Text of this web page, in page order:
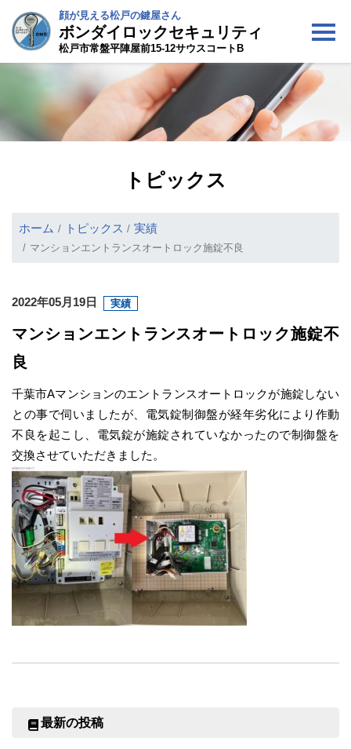
顔が見える松戸の鍵屋さん
ボンダイロックセキュリティ
松戸市常盤平陣屋前15-12サウスコートB
トピックス
ホーム トピックス 実績
マンションエントランスオートロック施錠不良
2022年05月19日 実績
マンションエントランスオートロック施錠不
良
千葉市Aマンションのエントランスオートロックが施錠しない
との事で伺いましたが、電気錠制御盤が経年劣化により作動
不良を起こし、電気錠が施錠されていなかったので制御盤を
交換させていただきました。
最新の投稿